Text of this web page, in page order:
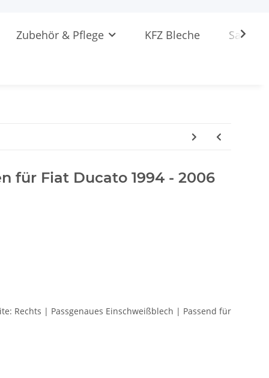
Zubehör & Pflege KFZ Bleche
für Fiat Ducato 1994 - 2006
Rechts | Passgenaues Einschweißblech | Passend für